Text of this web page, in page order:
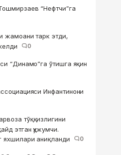
“Нефтчи”га
жамоани тарк этди,
0
“Динамо”га ўтишга яқин
Инфантинони
тўққизлигини
этган ҳужумчи.
яхшилари аниқланди
0